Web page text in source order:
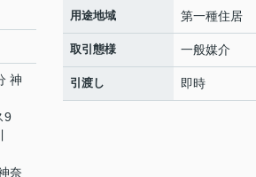
神
9
奈
用途地域 第一種住居
取引態様 一般媒介
引渡し 即時